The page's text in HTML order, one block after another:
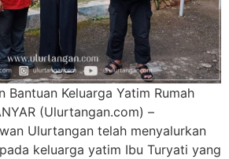
Bantuan Keluarga Yatim Rumah
(Ulurtangan.com) –
Ulurtangan telah menyalurkan
keluarga yatim Ibu Turyati yang